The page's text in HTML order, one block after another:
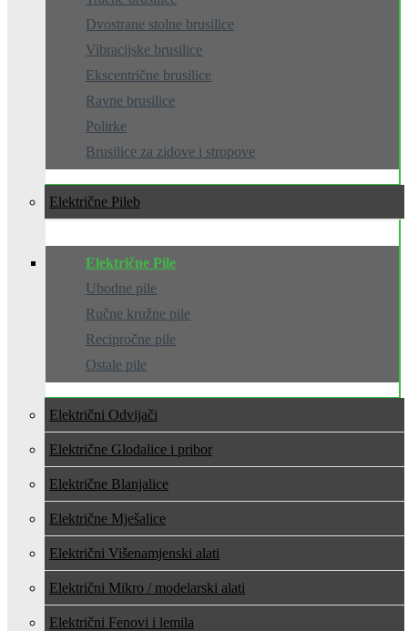
Dvostrane stolne brusilice
Vibracijske brusilice
Ekscentrične brusilice
Ravne brusilice
Polirke
Brusilice za zidove i stropove
Električne Pile
Električne Pile
Ubodne pile
Ručne kružne pile
Recipročne pile
Ostale pile
Električni Odvijači
Električne Glodalice i pribor
Električne Blanjalice
Električne Mješalice
Električni Višenamjenski alati
Električni Mikro / modelarski alati
Električni Fenovi i lemila